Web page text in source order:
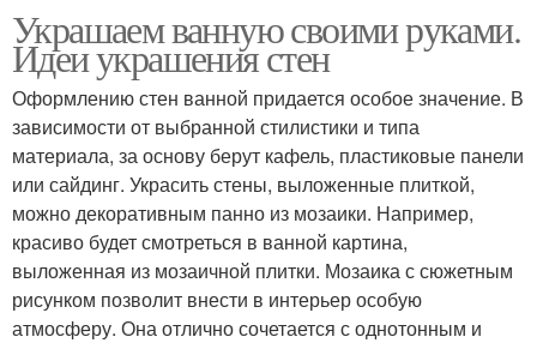
Украшаем ванную своими руками.
Идеи украшения стен
Оформлению стен ванной придается особое значение. В
зависимости от выбранной стилистики и типа
материала, за основу берут кафель, пластиковые панели
или сайдинг. Украсить стены, выложенные плиткой,
можно декоративным панно из мозаики. Например,
красиво будет смотреться в ванной картина,
выложенная из мозаичной плитки. Мозаика с сюжетным
рисунком позволит внести в интерьер особую
атмосферу. Она отлично сочетается с однотонным и